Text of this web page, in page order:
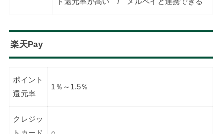
ト還元率が高い / メルペイと連携できる
楽天Pay
ポイント
還元率
1％～1.5％
クレジッ